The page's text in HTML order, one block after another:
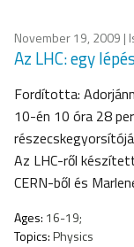
November 19, 2009 |
Az LHC: egy
Fordította:
10-én 10 óra 28
Az LHC-ről
CERN-ből és
Ages: 16-19;
Topics:Physics